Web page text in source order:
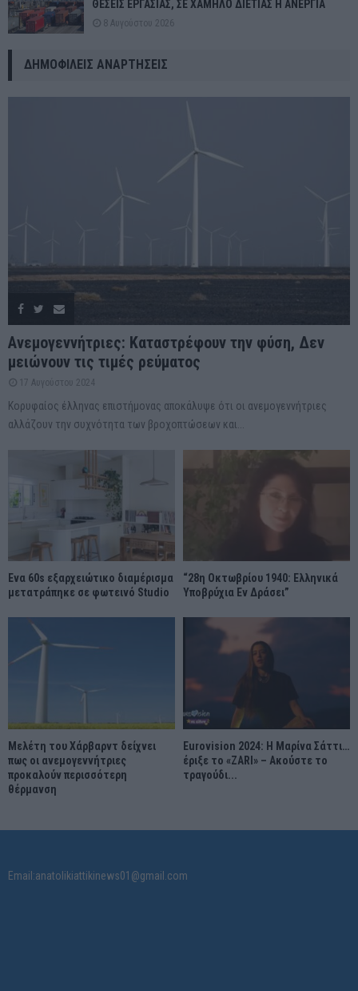
ΘΕΣΕΙΣ ΕΡΓΑΣΙΑΣ, ΣΕ ΧΑΜΗΛΟ ΔΙΕΤΙΑΣ Η ΑΝΕΡΓΙΑ
8 Αυγούστου 2026
ΔΗΜΟΦΙΛΕΊΣ ΑΝΑΡΤΉΣΕΙΣ
Ανεμογεννήτριες: Καταστρέφουν την φύση, Δεν
μειώνουν τις τιμές ρεύματος
17 Αυγούστου 2024
Κορυφαίος έλληνας επιστήμονας αποκάλυψε ότι οι ανεμογεννήτριες
αλλάζουν την συχνότητα των βροχοπτώσεων και...
Ένα 60s εξαρχειώτικο διαμέρισμα
μετατράπηκε σε φωτεινό Studio
“28η Οκτωβρίου 1940: Ελληνικά
Υποβρύχια Εν Δράσει”
Μελέτη του Χάρβαρντ δείχνει
πως οι ανεμογεννήτριες
προκαλούν περισσότερη
θέρμανση
Eurovision 2024: Η Μαρίνα Σάττι…
έριξε το «ZARI» – Ακούστε το
τραγούδι...
Email:anatolikiattikinews01@gmail.com